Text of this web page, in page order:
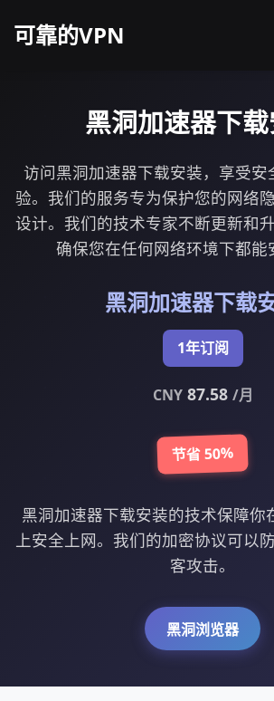
可靠的VPN
黑洞加速器下
访问黑洞加速器下载安装，享受安
验。我们的服务专为保护您的网络
设计。我们的技术专家不断更新和
确保您在任何网络环境下都能
黑洞加速器下载
1年订阅
CNY87.58 /月
节省 50%
黑洞加速器下载安装的技术保障你
上安全上网。我们的加密协议可以
客攻击。
黑洞浏览器